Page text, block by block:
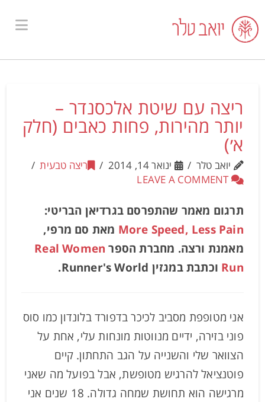
ריצה עם שיטת אלכסנדר –
יותר מהירות, פחות כאבים (חלק
א׳)
יואב טלר ינואר 14, 2014
ריצה טבעית
LEAVE A COMMENT
תרגום מאמר שהתפרסם בגרדיאן הבריטי:
More Speed, Less Pain מאת סם מרפי,
מאמנת ורצה. מחברת הספר Real Women
Run וכתבת במגזין Runner's World.
אני מטופפת מסביב לכיכר בדפורד בלונדון כמו סוס
פוני בזירה, ידיים מנווטות מונחות עלי, אחת על
הצוואר שלי והשנייה על הגב התחתון. קיים
פוטנציאל להרגיש מטופשת, אבל בפועל מה שאני
מרגישה הוא תחושת שמחה גדולה. 18 שנים אני